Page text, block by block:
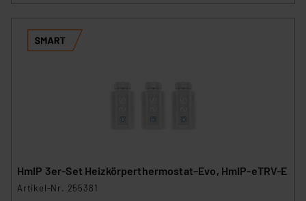
HmIP 3er-Set Heizkörperthermostat–Evo, HmIP-eTRV-E
Artikel-Nr. 255381